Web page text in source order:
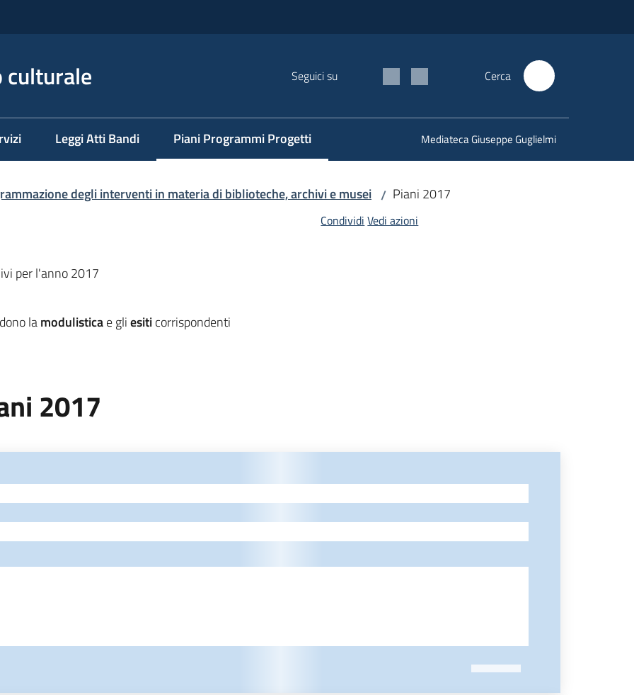
Seguici su Cerca
Leggi Atti Bandi Piani Programmi Progetti
Menu selezionato Mediateca Giuseppe Guglielmi
degli interventi in materia di biblioteche, archivi e musei / Piani 2017
per l'anno 2017
Condividi Vedi azioni
lamodulisticae gliesiticorrispondenti
2017